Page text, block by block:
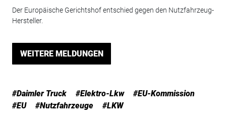
Der Europäische Gerichtshof entschied gegen den Nutzfahrzeug-
Hersteller.
WEITERE MELDUNGEN
#Daimler Truck #Elektro-Lkw
#EU-Kommission
#EU
#Nutzfahrzeuge #LKW